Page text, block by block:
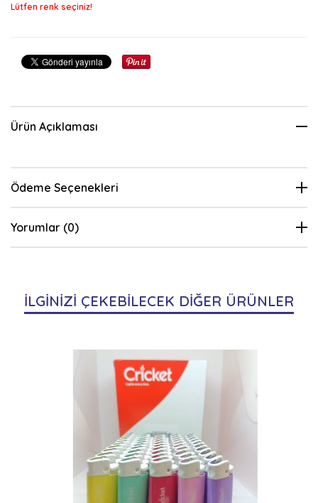
Lütfen renk seçiniz!
Ürün Açıklaması
Ödeme Seçenekleri
Yorumlar (0)
İLGİNİZİ ÇEKEBİLECEK DİĞER ÜRÜNLER